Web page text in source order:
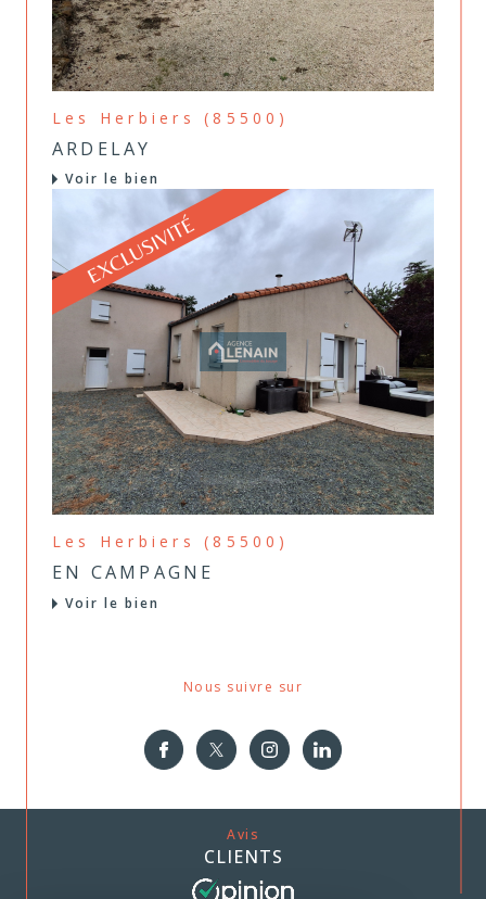
Les Herbiers (85500)
ARDELAY
Voir le bien
Les Herbiers (85500)
EN CAMPAGNE
Voir le bien
Nous suivre sur
Avis
CLIENTS